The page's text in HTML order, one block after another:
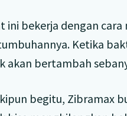
ini bekerja dengan
Ketika
akan bertambah
begitu, Zibramax